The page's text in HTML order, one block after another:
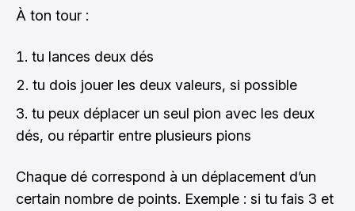
À ton tour :
tu lances deux dés
tu dois jouer les deux valeurs, si possible
tu peux déplacer un seul pion avec les deux
dés, ou répartir entre plusieurs pions
Chaque dé correspond à un déplacement d’un
certain nombre de points. Exemple : si tu fais 3 et